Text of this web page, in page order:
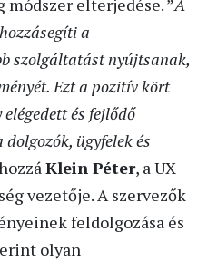
a
szolgáltatást nyújtsanak,
Ezt a pozitív kört
és fejlődő
ügyfelek és
Klein Péter, a UX
vezetője. A szervezők
feldolgozása és
olyan